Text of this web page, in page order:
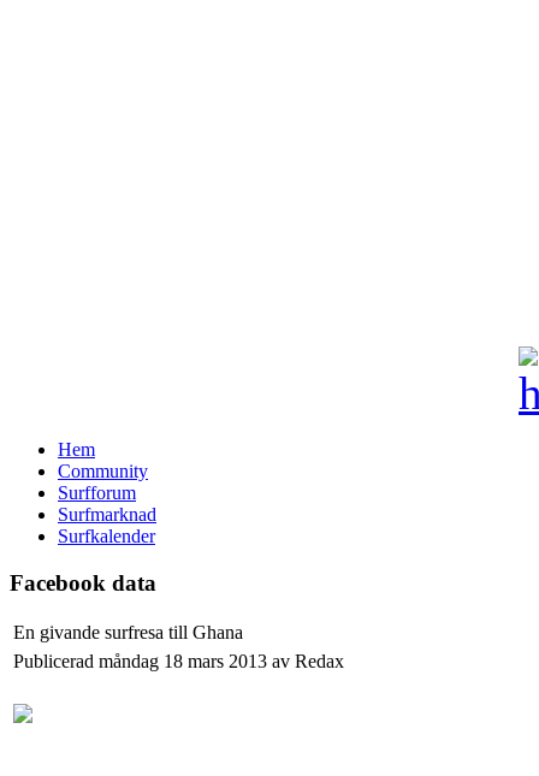
Hem
Community
Surfforum
Surfmarknad
Surfkalender
Facebook data
En givande surfresa till Ghana
Publicerad måndag 18 mars 2013 av Redax